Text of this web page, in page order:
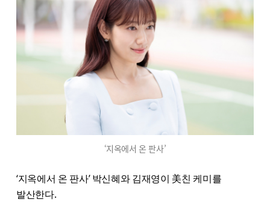
‘지옥에서 온 판사’
‘지옥에서 온 판사’ 박신혜와 김재영이 美친 케미를
발산한다.